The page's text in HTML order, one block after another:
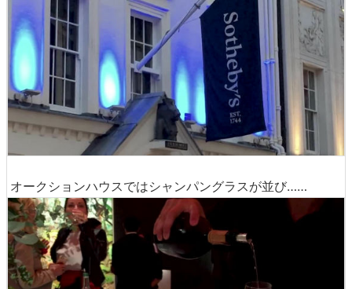
オークションハウスではシャンパングラスが並び……